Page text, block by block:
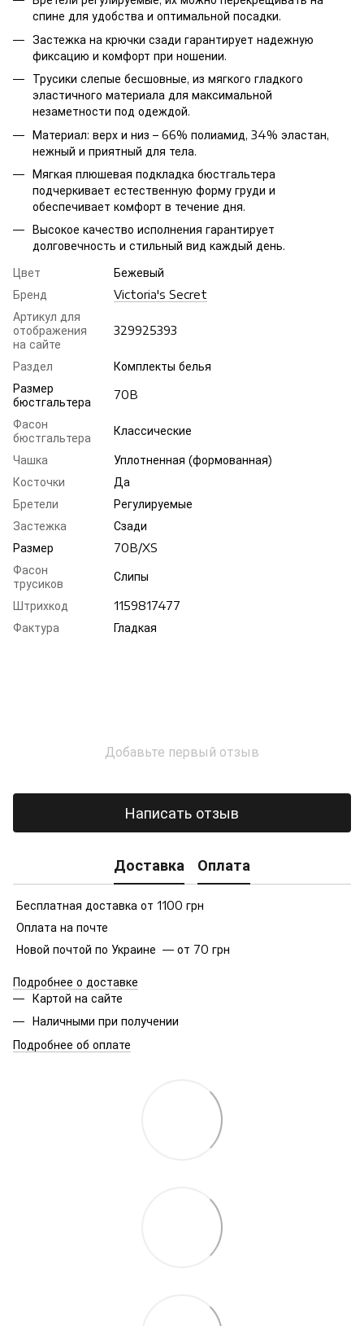
спине для удобства и оптимальной посадки.
Застежка на крючки сзади гарантирует надежную
фиксацию и комфорт при ношении.
Трусики слепые бесшовные, из мягкого гладкого
эластичного материала для максимальной
незаметности под одеждой.
Материал: верх и низ – 66% полиамид, 34% эластан,
нежный и приятный для тела.
Мягкая плюшевая подкладка бюстгальтера
подчеркивает естественную форму груди и
обеспечивает комфорт в течение дня.
Высокое качество исполнения гарантирует
долговечность и стильный вид каждый день.
Цвет
Бежевый
Бренд
Victoria's Secret
Артикул для
отображения
на сайте
329925393
Раздел
Комплекты белья
Размер
бюстгальтера
70B
Фасон
бюстгальтера
Классические
Чашка
Уплотненная (формованная)
Косточки
Да
Бретели
Регулируемые
Застежка
Сзади
Размер
70B/XS
Фасон
трусиков
Слипы
Штрихкод
1159817477
Фактура
Гладкая
Добавьте первый отзыв
Написать отзыв
Доставка Оплата
Бесплатная доставка от 1100 грн
Оплата на почте
Новой почтой по Украине — от 70 грн
Подробнее о доставке
Картой на сайте
Наличными при получении
Подробнее об оплате